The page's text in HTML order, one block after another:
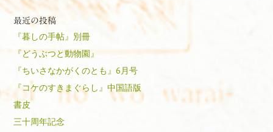
最近の投稿
『暮しの手帖』別冊
『どうぶつと動物園』
『ちいさなかがくのとも』6月号
『コケのすきまぐらし』中国語版
書皮
三十周年記念